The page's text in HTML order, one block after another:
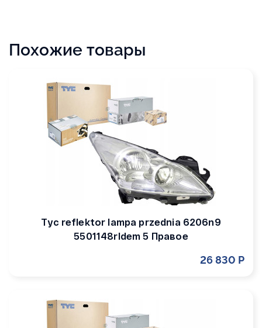
Похожие товары
Tyc reflektor lampa przednia 6206n9
5501148rldem 5 Правое
26 830 Р